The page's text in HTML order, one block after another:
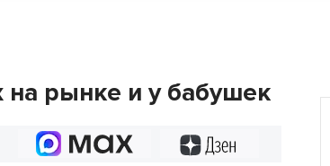
на рынке и у бабушек